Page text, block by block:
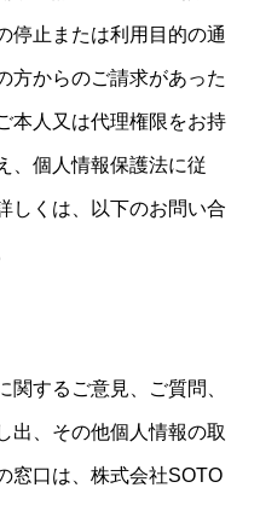
停止または利用目的の通
方からのご請求があった
本人又は代理権限をお持
、個人情報保護法に従
しくは、以下のお問い合
するご意見、ご質問、
出、その他個人情報の取
窓口は、株式会社SOTO
内
内容